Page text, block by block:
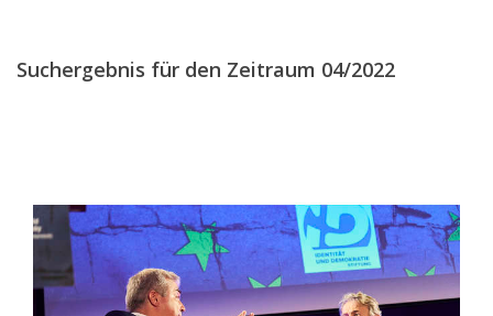
2015
2014
Suchergebnis für den Zeitraum 04/2022